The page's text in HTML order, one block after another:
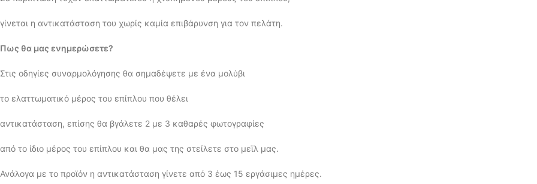
γίνεται η αντικατάσταση του χωρίς καμία επιβάρυνση για τον πελάτη.
Πως θα μας ενημερώσετε?
Στις οδηγίες συναρμολόγησης θα σημαδέψετε με ένα μολύβι
το ελαττωματικό μέρος του επίπλου που θέλει
αντικατάσταση, επίσης θα βγάλετε 2 με 3 καθαρές φωτογραφίες
από το ίδιο μέρος του επίπλου και θα μας της στείλετε στο μεϊλ μας.
Ανάλογα με το προϊόν η αντικατάσταση γίνετε από 3 έως 15 εργάσιμες ημέρες.